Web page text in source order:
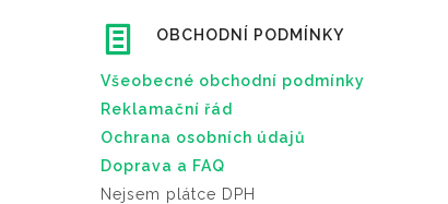
OBCHODNÍ PODMÍNKY
Všeobecné obchodní podmínky
Reklamační řád
Ochrana osobních údajů
Doprava a FAQ
Nejsem plátce DPH